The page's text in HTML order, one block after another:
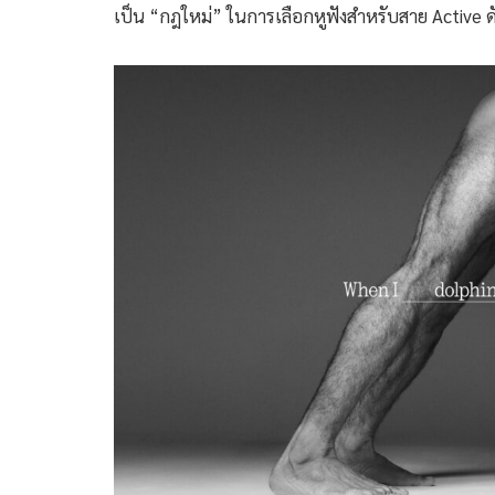
เป็น “กฎใหม่” ในการเลือกหูฟังสำหรับสาย Active